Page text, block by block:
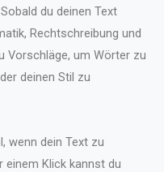
du deinen Text
Rechtschreibung und
Vorschläge, um Wörter zu
deinen Stil zu
wenn dein Text zu
Klick kannst du